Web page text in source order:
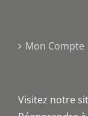
Mon Compte
Visitez notre